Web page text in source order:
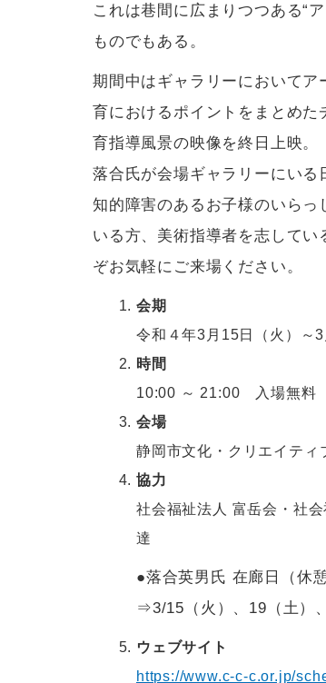
これは巷間に広まりつつある“
ものでもある。
期間中はギャラリーにおいて
育におけるポイントをまとめ
育指導風景の映像を終日上映。
落合氏が会場ギャラリーにいる
知的障害のあるお子様のいら
いる方、美術指導者を志して
ぞお気軽にご来場ください。
会期
令和４年3月15日（火）～3
時間
10:00 ～ 21:00 入場無料
会場
静岡市文化・クリエイテ
協力
社会福祉法人 富岳会・社
達
●落合英男氏 在廊日（休
⇒3/15（火）、19（土）
ウェブサイト
https://www.c-c-c.or.jp/